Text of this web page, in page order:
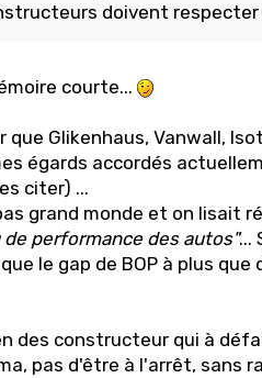
doivent respecter
courte...
que Glikenhaus, Vanwall,
égards accordés
citer) ...
grand monde et on lisait
de performance des autos"...
le gap de BOP à plus que
des constructeur qui à
pas d'être à l'arrêt, sans